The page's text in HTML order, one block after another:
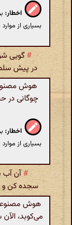
اخطار:
بسیاری از
# گویی
در پیش
هوش
چوگانی در
اخطار:
بسیاری از
#آن آب
سجده کن و
هوش
می‌کوبد،